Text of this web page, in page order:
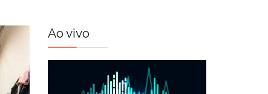
Ao vivo